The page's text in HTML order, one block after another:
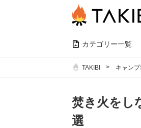
カテゴリー一覧
TAKIBI キャン
焚き火をし
選